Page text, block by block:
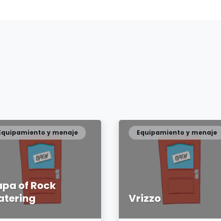
of Rock
y menaje
Vrizzo
Equipamiento y menaje